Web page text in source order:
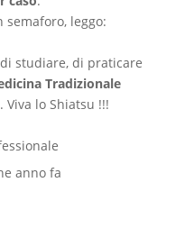
semaforo, leggo:
studiare, di praticare
Tradizionale
lo Shiatsu !!!
anno fa